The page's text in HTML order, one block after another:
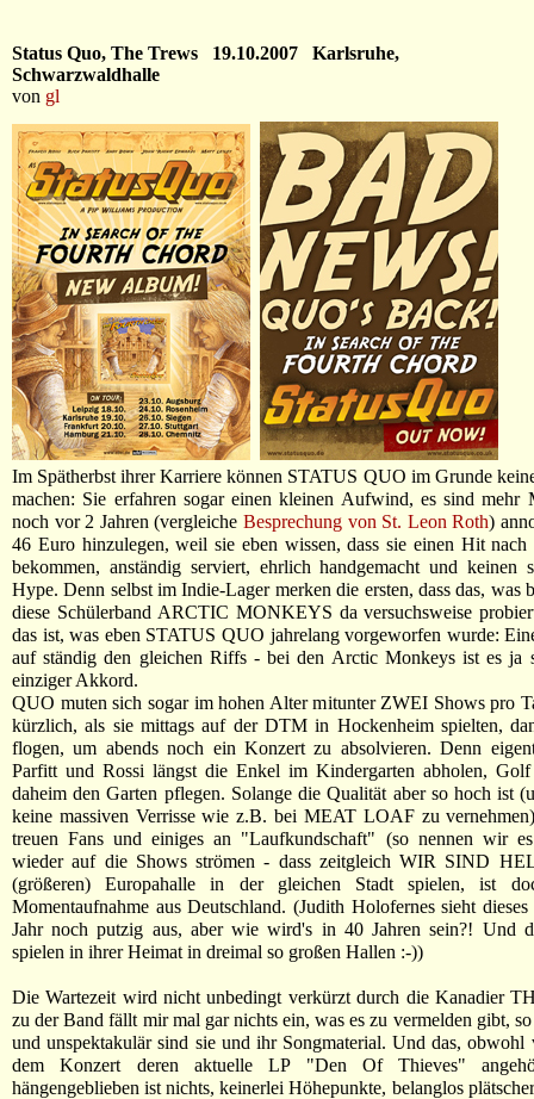
Status Quo, The Trews 19.10.2007 Karlsruhe,
Schwarzwaldhalle
von gl
Im Spätherbst ihrer Karriere können STATUS QUO im Grunde
machen: Sie erfahren sogar einen kleinen Aufwind, es sind mehr
noch vor 2 Jahren (vergleiche Besprechung von St. Leon Roth)
46 Euro hinzulegen, weil sie eben wissen, dass sie einen Hit nach
bekommen, anständig serviert, ehrlich handgemacht und keinen
Hype. Denn selbst im Indie-Lager merken die ersten, dass das, was
diese Schülerband ARCTIC MONKEYS da versuchsweise
das ist, was eben STATUS QUO jahrelang vorgeworfen wurde:
auf ständig den gleichen Riffs - bei den Arctic Monkeys ist es ja
einziger Akkord.
QUO muten sich sogar im hohen Alter mitunter ZWEI Shows pro
kürzlich, als sie mittags auf der DTM in Hockenheim spielten,
flogen, um abends noch ein Konzert zu absolvieren. Denn
Parfitt und Rossi längst die Enkel im Kindergarten abholen, Golf
daheim den Garten pflegen. Solange die Qualität aber so hoch ist
keine massiven Verrisse wie z.B. bei MEAT LOAF zu
treuen Fans und einiges an "Laufkundschaft" (so nennen wir
wieder auf die Shows strömen - dass zeitgleich WIR SIND
(größeren) Europahalle in der gleichen Stadt spielen, ist
Momentaufnahme aus Deutschland. (Judith Holofernes sieht dieses
Jahr noch putzig aus, aber wie wird's in 40 Jahren sein?! Und
spielen in ihrer Heimat in dreimal so großen Hallen :-))
Die Wartezeit wird nicht unbedingt verkürzt durch die Kanadier
zu der Band fällt mir mal gar nichts ein, was es zu vermelden gibt, so
und unspektakulär sind sie und ihr Songmaterial. Und das, obwohl
dem Konzert deren aktuelle LP "Den Of Thieves"
hängengeblieben ist nichts, keinerlei Höhepunkte, belanglos